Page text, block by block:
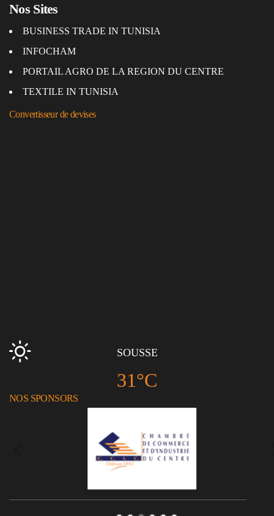
Nos Sites
BUSINESS TRADE IN TUNISIA
INFOCHAM
PORTAIL AGRO DE LA REGION DU CENTRE
TEXTILE IN TUNISIA
Convertisseur de devises
SOUSSE
31°C
NOS SPONSORS